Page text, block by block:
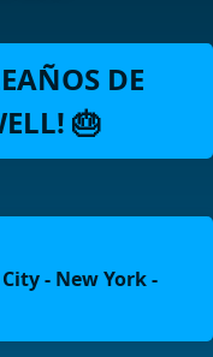
DE
🎂
- New York -